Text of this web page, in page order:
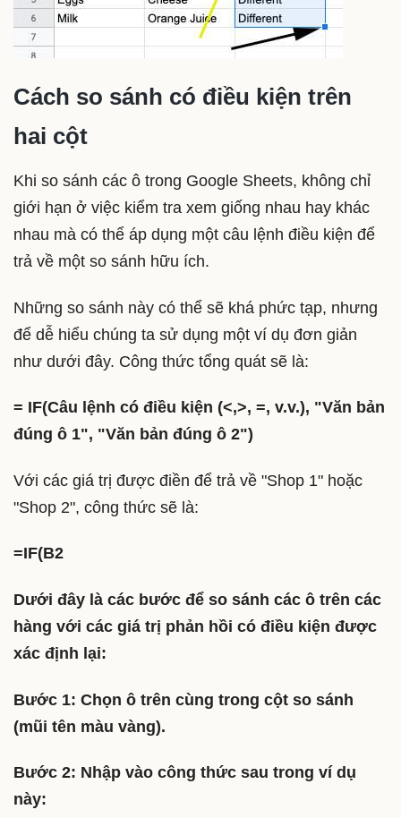
Cách so sánh có điều kiện trên
hai cột
Khi so sánh các ô trong Google Sheets, không chỉ
giới hạn ở việc kiểm tra xem giống nhau hay khác
nhau mà có thể áp dụng một câu lệnh điều kiện để
trả về một so sánh hữu ích.
Những so sánh này có thể sẽ khá phức tạp, nhưng
để dễ hiểu chúng ta sử dụng một ví dụ đơn giản
như dưới đây. Công thức tổng quát sẽ là:
= IF(Câu lệnh có điều kiện (<,>, =, v.v.), "Văn bản
đúng ô 1", "Văn bản đúng ô 2")
Với các giá trị được điền để trả về "Shop 1" hoặc
"Shop 2", công thức sẽ là:
=IF(B2
Dưới đây là các bước để so sánh các ô trên các
hàng với các giá trị phản hồi có điều kiện được
xác định lại:
Bước 1: Chọn ô trên cùng trong cột so sánh
(mũi tên màu vàng).
Bước 2: Nhập vào công thức sau trong ví dụ
này: